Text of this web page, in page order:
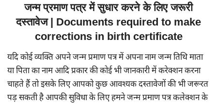
जन्म प्रमाण पत्र में सुधार करने के लिए जरूरी
दस्तावेज | Documents required to make
corrections in birth certificate
यदि कोई व्यक्ति अपने जन्म प्रमाण पत्र में अपना नाम जन्म तिथि माता
या पिता का नाम आदि प्रकार की कोई भी जानकारी में करेक्शन करना
चाहते हैं तो इसके लिए आपको कुछ आवश्यक दस्तावेजों की भी जरूरत
पड़ सकती है आपकी सुविधा के लिए हमने जन्म प्रमाण पत्र कलेक्शन के